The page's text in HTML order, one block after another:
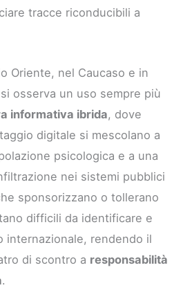
tracce riconducibili a
Oriente, nel Caucaso e in
osserva un uso sempre più
informativa ibrida, dove
digitale si mescolano a
psicologica e a una
nei sistemi pubblici
sponsorizzano o tollerano
difficili da identificare e
internazionale, rendendo il
di scontro a responsabilità
.